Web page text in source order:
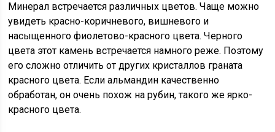
Минерал встречается различных цветов. Чаще можно
увидеть красно-коричневого, вишневого и
насыщенного фиолетово-красного цвета. Черного
цвета этот камень встречается намного реже. Поэтому
его сложно отличить от других кристаллов граната
красного цвета. Если альмандин качественно
обработан, он очень похож на рубин, такого же ярко-
красного цвета.